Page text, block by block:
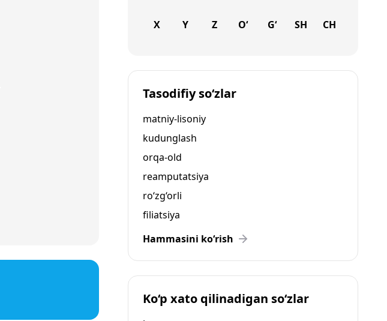
X Y Z O‘ G‘ SH CH
Tasodifiy so‘zlar
matniy-lisoniy
kudunglash
orqa-old
reamputatsiya
ro‘zg‘orli
filiatsiya
Hammasini ko‘rish
Ko‘p xato qilinadigan so‘zlar